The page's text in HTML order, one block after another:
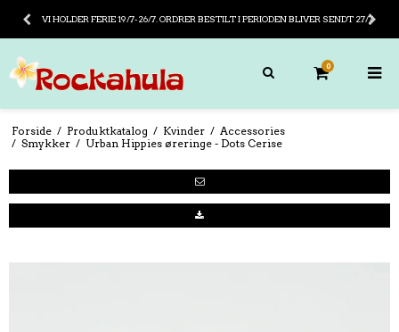
VI HOLDER FERIE 19/7-26/7. ORDRER BESTILT I PERIODEN BLIVER SENDT 27/7
0
Forside / Produktkatalog / Kvinder / Accessories
/ Smykker / Urban Hippies øreringe - Dots Cerise